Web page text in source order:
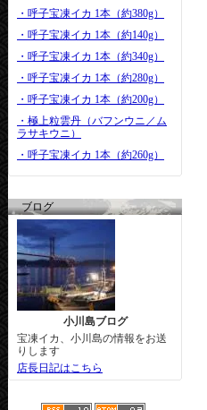
・呼子宝凍イカ 1本（約380g）
・呼子宝凍イカ 1本（約140g）
・呼子宝凍イカ 1本（約340g）
・呼子宝凍イカ 1本（約280g）
・呼子宝凍イカ 1本（約200g）
・極上粒雲丹（バフンウニ／ム
ラサキウニ）
・呼子宝凍イカ 1本（約260g）
ブログ
小川島ブログ
宝凍イカ、小川島の情報をお送
りします
店長日記はこちら